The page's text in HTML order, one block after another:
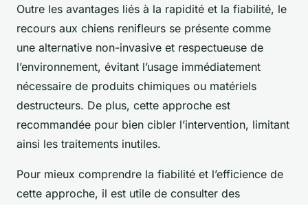
Outre les avantages liés à la rapidité et la fiabilité, le
recours aux chiens renifleurs se présente comme
une alternative non-invasive et respectueuse de
l’environnement, évitant l’usage immédiatement
nécessaire de produits chimiques ou matériels
destructeurs. De plus, cette approche est
recommandée pour bien cibler l’intervention, limitant
ainsi les traitements inutiles.
Pour mieux comprendre la fiabilité et l’efficience de
cette approche, il est utile de consulter des